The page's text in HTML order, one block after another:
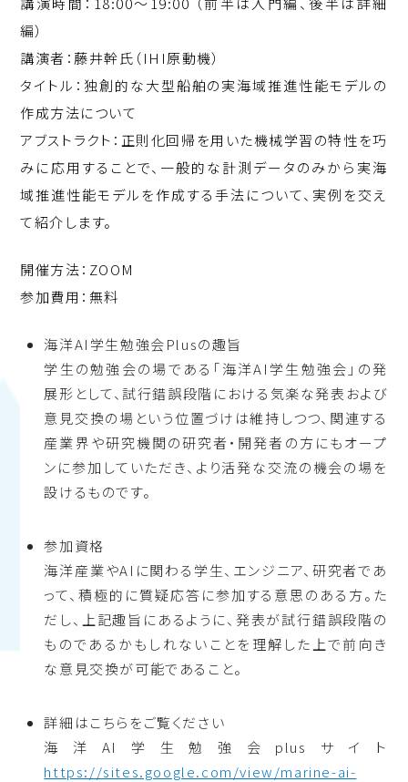
編）
講演者： 藤井幹氏（IHI原動機）
タイトル： 独創的な大型船舶の実海域推進性能モデルの
作成方法について
アブストラクト： 正則化回帰を用いた機械学習の特性を巧
みに応用することで、 一般的な計測データのみから実海
域推進性能モデルを作成する手法について、実例を交え
て紹介します。
開催方法：ZOOM
参加費用：無料
海洋AI学生勉強会Plusの趣旨
学生の勉強会の場である「海洋AI学生勉強会」の発
展形として、試行錯誤段階における気楽な発表および
意見交換の場という位置づけは維持しつつ、関連する
産業界や研究機関の研究者・開発者の方にもオープ
ンに参加していただき、より活発な交流の機会の場を
設けるものです。
参加資格
海洋産業やAIに関わる学生、エンジニア、研究者であ
って、積極的に質疑応答に参加する意思のある方。た
だし、上記趣旨にあるように、発表が試行錯誤段階の
ものであるかもしれないことを理解した上で前向き
な意見交換が可能であること。
詳細はこちらをご覧ください
海洋AI学生勉強会plusサイト
https://sites.google.com/view/marine-ai-